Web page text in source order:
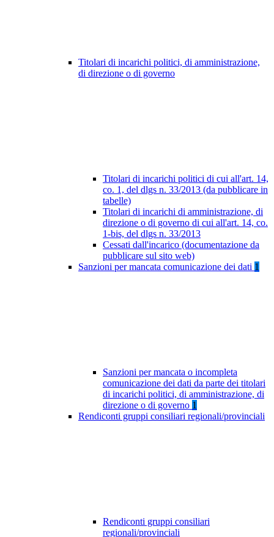
Titolari di incarichi politici, di amministrazione,
di direzione o di governo
Titolari di incarichi politici di cui all'art. 14,
co. 1, del dlgs n. 33/2013 (da pubblicare in
tabelle)
Titolari di incarichi di amministrazione, di
direzione o di governo di cui all'art. 14, co.
1-bis, del dlgs n. 33/2013
Cessati dall'incarico (documentazione da
pubblicare sul sito web)
Sanzioni per mancata comunicazione dei dati 1
Sanzioni per mancata o incompleta
comunicazione dei dati da parte dei titolari
di incarichi politici, di amministrazione, di
direzione o di governo 1
Rendiconti gruppi consiliari regionali/provinciali
Rendiconti gruppi consiliari
regionali/provinciali